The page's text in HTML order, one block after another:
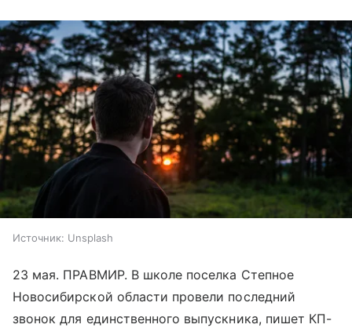
Источник: Unsplash
23 мая. ПРАВМИР. В школе поселка Степное
Новосибирской области провели последний
звонок для единственного выпускника, пишет КП-